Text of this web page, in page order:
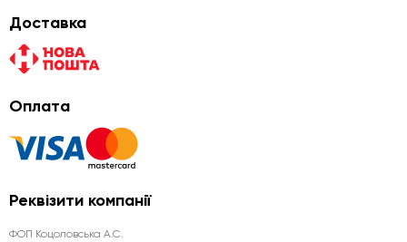
Доставка
Оплата
Реквізити компанії
ФОП Коцоловська А.С.